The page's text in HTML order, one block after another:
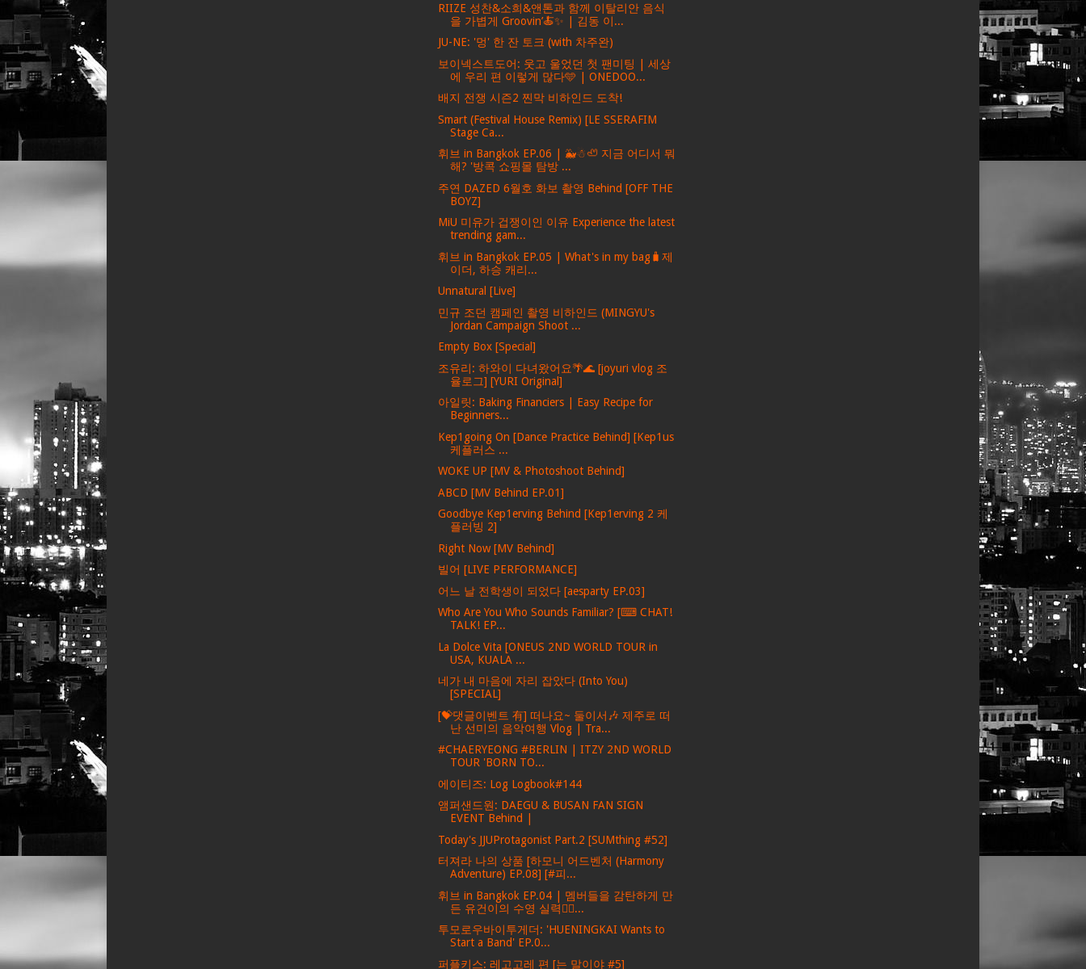
RIIZE 성찬&소희&앤톤과 함께 이탈리안 음식
을 가볍게 Groovin’🍝✨ | 김동 이...
JU-NE: '멍' 한 잔 토크 (with 차주완)
보이넥스트도어: 웃고 울었던 첫 팬미팅 | 세상
에 우리 편 이렇게 많다🩵 | ONEDOO...
배지 전쟁 시즌2 찐막 비하인드 도착!
Smart (Festival House Remix) [LE SSERAFIM
Stage Ca...
휘브 in Bangkok EP.06 | 🐳☃🦥 지금 어디서 뭐
해? '방콕 쇼핑몰 탐방 ...
주연 DAZED 6월호 화보 촬영 Behind [OFF THE
BOYZ]
MiU 미유가 겁쟁이인 이유 Experience the latest
trending gam...
휘브 in Bangkok EP.05 | What's in my bag🧳제
이더, 하승 캐리...
Unnatural [Live]
민규 조던 캠페인 촬영 비하인드 (MINGYU's
Jordan Campaign Shoot ...
Empty Box [Special]
조유리: 하와이 다녀왔어요🌴🌊 [joyuri vlog 조
율로그] [YURI Original]
아일릿: Baking Financiers | Easy Recipe for
Beginners...
Kep1going On [Dance Practice Behind] [Kep1us
케플러스 ...
WOKE UP [MV & Photoshoot Behind]
ABCD [MV Behind EP.01]
Goodbye Kep1erving Behind [Kep1erving 2 케
플러빙 2]
Right Now [MV Behind]
빌어 [LIVE PERFORMANCE]
어느 날 전학생이 되었다 [aesparty EP.03]
Who Are You Who Sounds Familiar? [⌨ CHAT!
TALK! EP...
La Dolce Vita [ONEUS 2ND WORLD TOUR in
USA, KUALA ...
네가 내 마음에 자리 잡았다 (Into You)
[SPECIAL]
[💝댓글이벤트 有] 떠나요~ 둘이서🎶 제주로 떠
난 선미의 음악여행 Vlog | Tra...
#CHAERYEONG #BERLIN | ITZY 2ND WORLD
TOUR 'BORN TO...
에이티즈: Log Logbook#144
앰퍼샌드원: DAEGU & BUSAN FAN SIGN
EVENT Behind |
Today's JJUProtagonist Part.2 [SUMthing #52]
터져라 나의 상품 [하모니 어드벤처 (Harmony
Adventure) EP.08] [#피...
휘브 in Bangkok EP.04 | 멤버들을 감탄하게 만
든 유건이의 수영 실력🏊‍♂...
투모로우바이투게더: 'HUENINGKAI Wants to
Start a Band' EP.0...
퍼플키스: 레고고레 편 [는 말이야 #5]